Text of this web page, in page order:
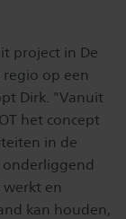
project in De
op een
Dirk. "Vanuit
het concept
in de
werkt en
kan houden,